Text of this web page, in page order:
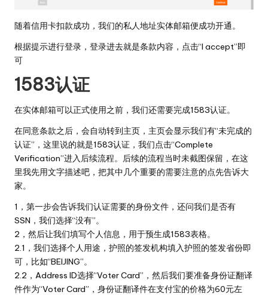
随着信用卡扣款成功，我们的私人地址实体邮箱便成功开通。
根据提示进行登录，登录进去就是条款内容，点击“I accept”即
可
1583认证
在实体邮箱可以正式使用之前，我们还需要完成1583认证。
在同意条款之后，会自动转到主页，主页会显示我们有“未完成的
认证”，这里说的就是1583认证，我们点击“Complete
Verification”进入后续流程。后续的流程当时未截图保留，在这
里我先用文字描述吧，把其中几个重要的需要注意的点先告诉大
家。
1，第一步会告诉我们认证需要的身份文件，还问我们是否有
SSN，我们选择“没有”。
2，然后让我们填写个人信息，用于预生成1583表格。
2.1，我们选择个人用途，护照的签发机构填入护照的签发省份即
可，比如“BEIJING”。
2.2，Address ID选择“Voter Card”，然后我们要准备身份证翻译
件作为“Voter Card”，身份证翻译件在支付宝的价格为60元左